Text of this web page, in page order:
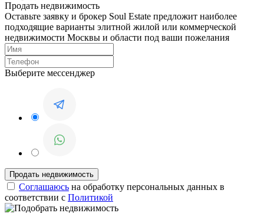
Продать недвижимость
Оставьте заявку и брокер Soul Estate предложит наиболее
подходящие варианты элитной жилой или коммерческой
недвижимости Москвы и области под ваши пожелания
Выберите мессенджер
Соглашаюсь на обработку персональных данных в
соответствии с Политикой